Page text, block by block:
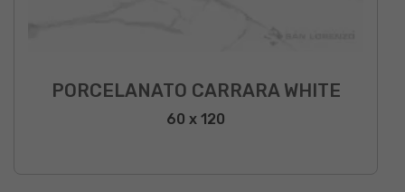
PORCELANATO CARRARA WHITE
60 x 120